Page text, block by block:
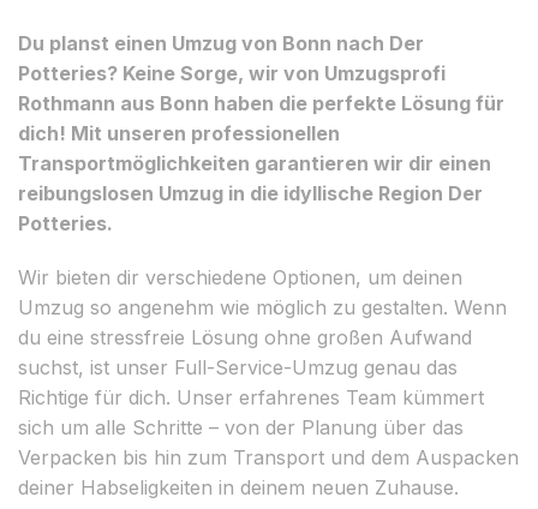
Du planst einen Umzug von Bonn nach Der
Potteries? Keine Sorge, wir von Umzugsprofi
Rothmann aus Bonn haben die perfekte Lösung für
dich! Mit unseren professionellen
Transportmöglichkeiten garantieren wir dir einen
reibungslosen Umzug in die idyllische Region Der
Potteries.
Wir bieten dir verschiedene Optionen, um deinen
Umzug so angenehm wie möglich zu gestalten. Wenn
du eine stressfreie Lösung ohne großen Aufwand
suchst, ist unser Full-Service-Umzug genau das
Richtige für dich. Unser erfahrenes Team kümmert
sich um alle Schritte – von der Planung über das
Verpacken bis hin zum Transport und dem Auspacken
deiner Habseligkeiten in deinem neuen Zuhause.